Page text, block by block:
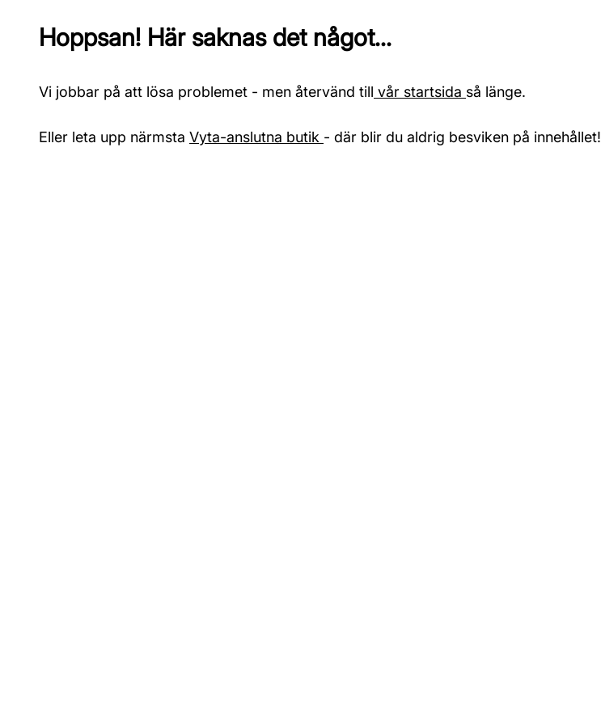
Hoppsan! Här saknas det något...
Vi jobbar på att lösa problemet - men återvänd till vår startsida så länge.
Eller leta upp närmsta Vyta-anslutna butik - där blir du aldrig besviken på innehållet!